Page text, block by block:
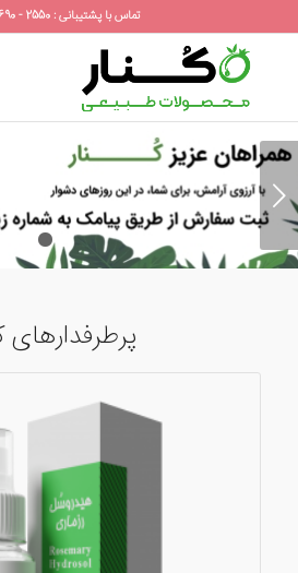
تماس با پشتیبانی : 2550 - 690 - 0919
۱ ۲
پرطرفدارهای